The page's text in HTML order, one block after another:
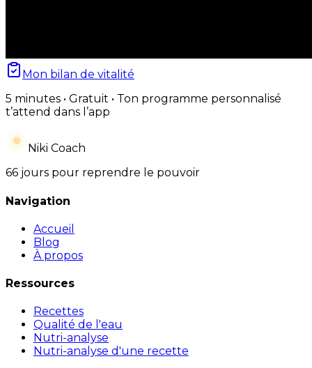
Mon bilan de vitalité
5 minutes • Gratuit • Ton programme personnalisé
t’attend dans l’app
Niki Coach
66 jours pour reprendre le pouvoir
Navigation
Accueil
Blog
À propos
Ressources
Recettes
Qualité de l'eau
Nutri-analyse
Nutri-analyse d'une recette